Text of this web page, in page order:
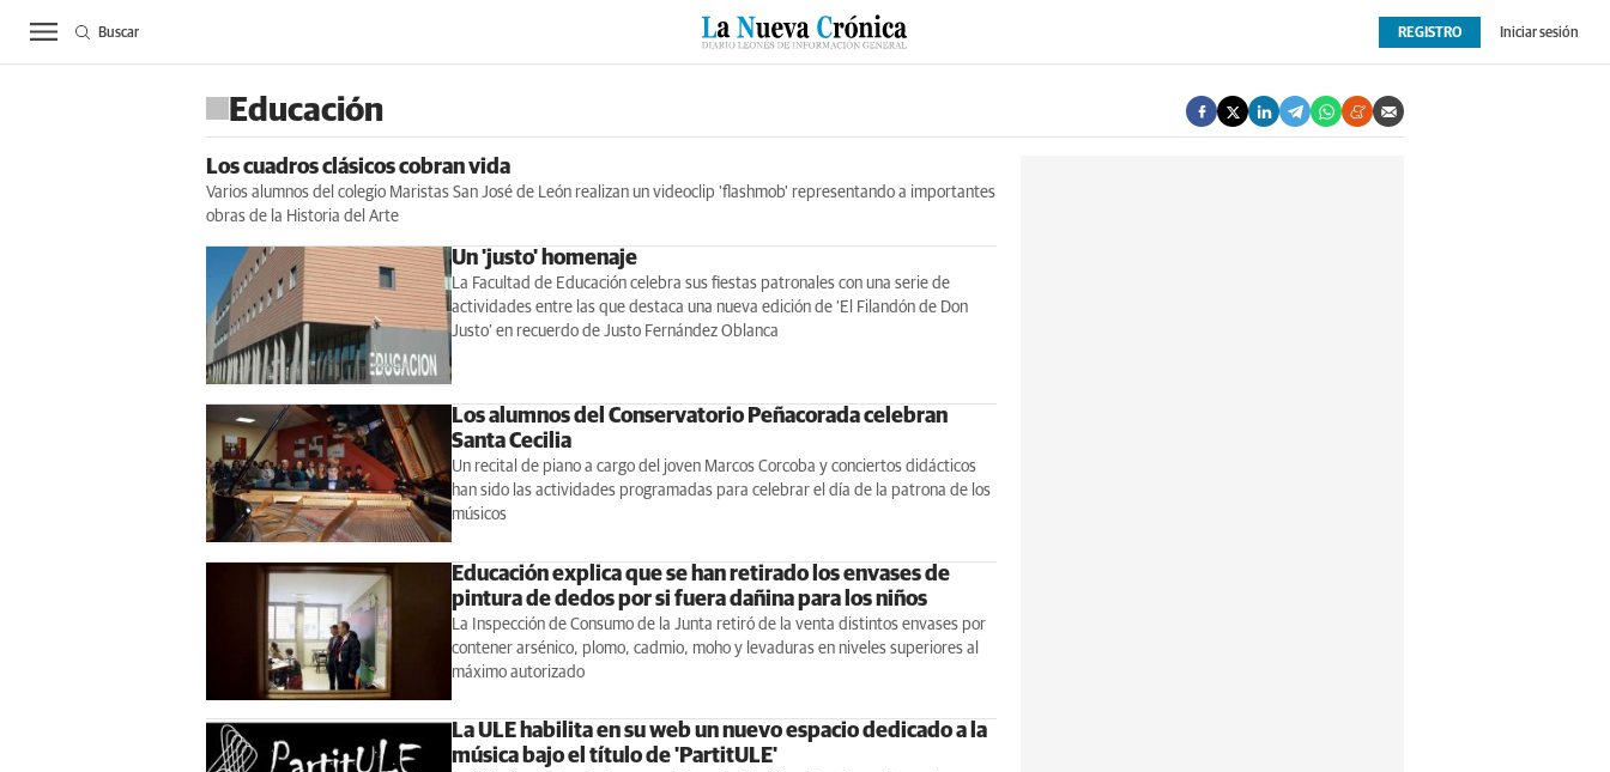
ACTUALIDAD BIERZO SUCESOS CULTURAS ESPECIALES DEPORTES OPINIÓN EXTRAS
REGISTRO Iniciar sesión
Buscar
Educación
Los cuadros clásicos cobran vida
Varios alumnos del colegio Maristas San José de León realizan un videoclip 'flashmob' representando a importantes
obras de la Historia del Arte
Un 'justo' homenaje
La Facultad de Educación celebra sus fiestas patronales con una serie de
actividades entre las que destaca una nueva edición de ‘El Filandón de Don
Justo’ en recuerdo de Justo Fernández Oblanca
Los alumnos del Conservatorio Peñacorada celebran
Santa Cecilia
Un recital de piano a cargo del joven Marcos Corcoba y conciertos didácticos
han sido las actividades programadas para celebrar el día de la patrona de los
músicos
Educación explica que se han retirado los envases de
pintura de dedos por si fuera dañina para los niños
La Inspección de Consumo de la Junta retiró de la venta distintos envases por
contener arsénico, plomo, cadmio, moho y levaduras en niveles superiores al
máximo autorizado
La ULE habilita en su web un nuevo espacio dedicado a la
música bajo el título de 'PartitULE'